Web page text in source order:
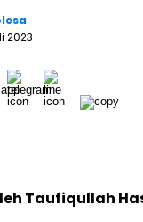
2023
Taufiqullah